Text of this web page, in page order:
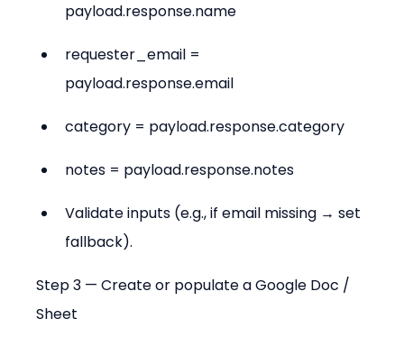
payload.response.name
requester_email =
payload.response.email
category = payload.response.category
notes = payload.response.notes
Validate inputs (e.g., if email missing → set
fallback).
Step 3 — Create or populate a Google Doc /
Sheet